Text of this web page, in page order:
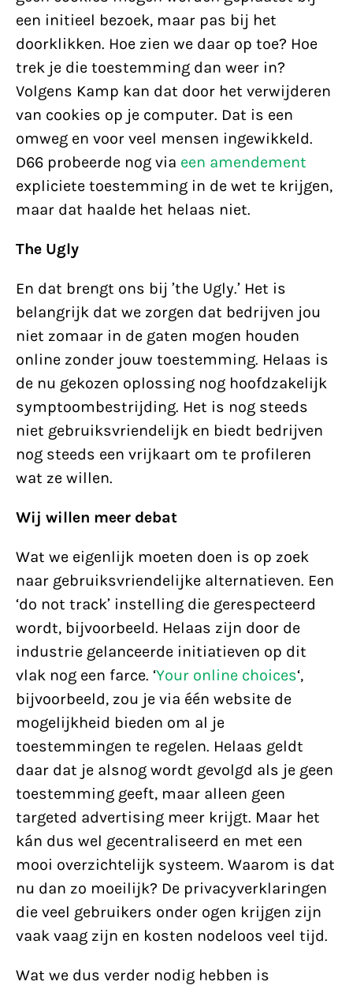
een initieel bezoek, maar pas bij het
doorklikken. Hoe zien we daar op toe? Hoe
trek je die toestemming dan weer in?
Volgens Kamp kan dat door het verwijderen
van cookies op je computer. Dat is een
omweg en voor veel mensen ingewikkeld.
D66 probeerde nog via een amendement
expliciete toestemming in de wet te krijgen,
maar dat haalde het helaas niet.
The Ugly
En dat brengt ons bij ’the Ugly.’ Het is
belangrijk dat we zorgen dat bedrijven jou
niet zomaar in de gaten mogen houden
online zonder jouw toestemming. Helaas is
de nu gekozen oplossing nog hoofdzakelijk
symptoombestrijding. Het is nog steeds
niet gebruiksvriendelijk en biedt bedrijven
nog steeds een vrijkaart om te profileren
wat ze willen.
Wij willen meer debat
Wat we eigenlijk moeten doen is op zoek
naar gebruiksvriendelijke alternatieven. Een
‘do not track’ instelling die gerespecteerd
wordt, bijvoorbeeld. Helaas zijn door de
industrie gelanceerde initiatieven op dit
vlak nog een farce. ‘Your online choices‘,
bijvoorbeeld, zou je via één website de
mogelijkheid bieden om al je
toestemmingen te regelen. Helaas geldt
daar dat je alsnog wordt gevolgd als je geen
toestemming geeft, maar alleen geen
targeted advertising meer krijgt. Maar het
kán dus wel gecentraliseerd en met een
mooi overzichtelijk systeem. Waarom is dat
nu dan zo moeilijk? De privacyverklaringen
die veel gebruikers onder ogen krijgen zijn
vaak vaag zijn en kosten nodeloos veel tijd.
Wat we dus verder nodig hebben is